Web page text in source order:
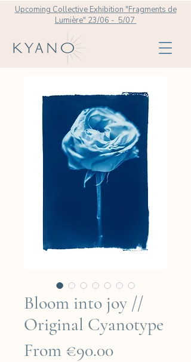
Upcoming Collective Exhibition "Fragments de
Lumière" 23/06 - 5/07
Bloom into joy //
Original Cyanotype
From €90.00Sale